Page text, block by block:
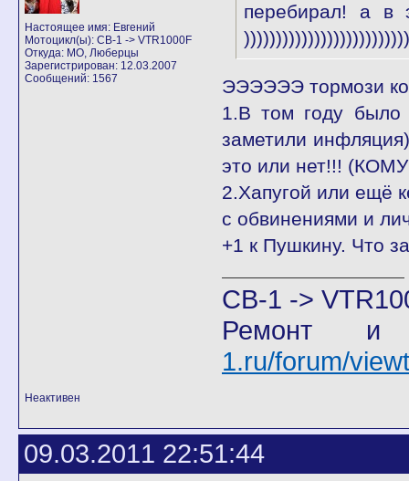
Настоящее имя: Евгений
Мотоцикл(ы): CB-1 -> VTR1000F
Откуда: МО, Люберцы
Зарегистрирован: 12.03.2007
Сообщений: 1567
перебирал! а в
ЭЭЭЭЭЭ тормози
1.В том году было
заметили
это или нет!!!
2.Хапугой или ещё
с обвинениями и
+1 к Пушкину. Что
CB-1 ->
Ремонт и
1.ru/forum/
Неактивен
09.03.2011 22:51:44